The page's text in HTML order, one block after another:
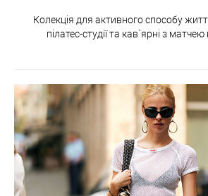
Колекція для активного способу
пілатес-студії та кав`ярні з